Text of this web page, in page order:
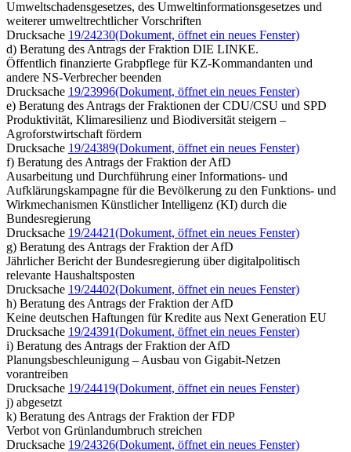
Umweltschadensgesetzes, des Umweltinformationsgesetzes und
weiterer umweltrechtlicher Vorschriften
Drucksache 19/24230(Dokument, öffnet ein neues Fenster)
d) Beratung des Antrags der Fraktion DIE LINKE.
Öffentlich finanzierte Grabpflege für KZ-Kommandanten und
andere NS-Verbrecher beenden
Drucksache 19/23996(Dokument, öffnet ein neues Fenster)
e) Beratung des Antrags der Fraktionen der CDU/CSU und SPD
Produktivität, Klimaresilienz und Biodiversität steigern –
Agroforstwirtschaft fördern
Drucksache 19/24389(Dokument, öffnet ein neues Fenster)
f) Beratung des Antrags der Fraktion der AfD
Ausarbeitung und Durchführung einer Informations- und
Aufklärungskampagne für die Bevölkerung zu den Funktions- und
Wirkmechanismen Künstlicher Intelligenz (KI) durch die
Bundesregierung
Drucksache 19/24421(Dokument, öffnet ein neues Fenster)
g) Beratung des Antrags der Fraktion der AfD
Jährlicher Bericht der Bundesregierung über digitalpolitisch
relevante Haushaltsposten
Drucksache 19/24402(Dokument, öffnet ein neues Fenster)
h) Beratung des Antrags der Fraktion der AfD
Keine deutschen Haftungen für Kredite aus Next Generation EU
Drucksache 19/24391(Dokument, öffnet ein neues Fenster)
i) Beratung des Antrags der Fraktion der AfD
Planungsbeschleunigung – Ausbau von Gigabit-Netzen
vorantreiben
Drucksache 19/24419(Dokument, öffnet ein neues Fenster)
j) abgesetzt
k) Beratung des Antrags der Fraktion der FDP
Verbot von Grünlandumbruch streichen
Drucksache 19/24326(Dokument, öffnet ein neues Fenster)